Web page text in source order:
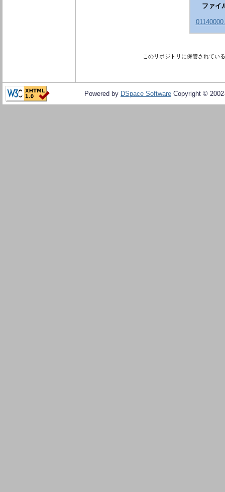
ファイ
このリポジトリに保管されてい
Powered by DSpace Software Copyright ©